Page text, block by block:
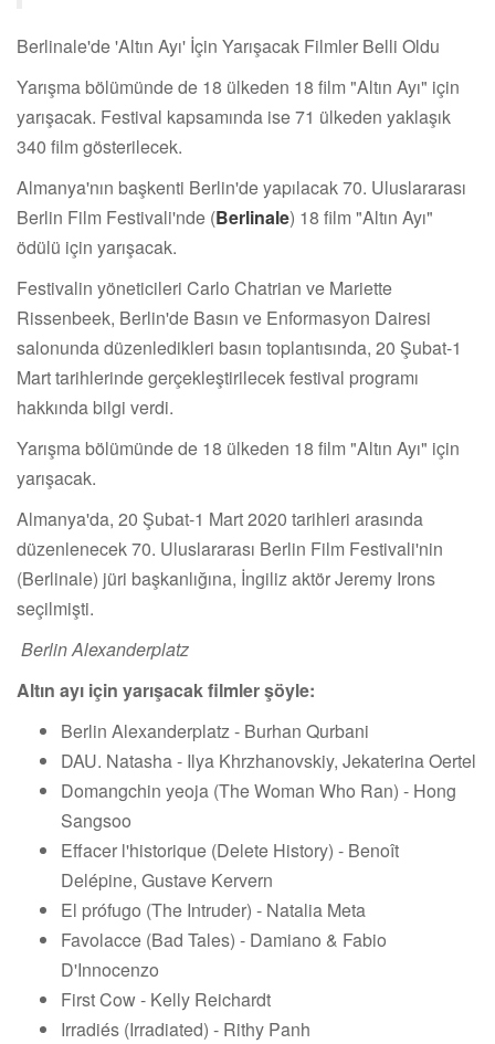
Berlinale'de 'Altın Ayı' İçin Yarışacak Filmler Belli Oldu
Yarışma bölümünde de 18 ülkeden 18 film "Altın Ayı" için
yarışacak. Festival kapsamında ise 71 ülkeden yaklaşık
340 film gösterilecek.
Almanya'nın başkenti Berlin'de yapılacak 70. Uluslararası
Berlin Film Festivali'nde (Berlinale) 18 film "Altın Ayı"
ödülü için yarışacak.
Festivalin yöneticileri Carlo Chatrian ve Mariette
Rissenbeek, Berlin'de Basın ve Enformasyon Dairesi
salonunda düzenledikleri basın toplantısında, 20 Şubat-1
Mart tarihlerinde gerçekleştirilecek festival programı
hakkında bilgi verdi.
Yarışma bölümünde de 18 ülkeden 18 film "Altın Ayı" için
yarışacak.
Almanya'da, 20 Şubat-1 Mart 2020 tarihleri arasında
düzenlenecek 70. Uluslararası Berlin Film Festivali'nin
(Berlinale) jüri başkanlığına, İngiliz aktör Jeremy Irons
seçilmişti.
Berlin Alexanderplatz
Altın ayı için yarışacak filmler şöyle:
Berlin Alexanderplatz - Burhan Qurbani
DAU. Natasha - Ilya Khrzhanovskiy, Jekaterina Oertel
Domangchin yeoja (The Woman Who Ran) - Hong
Sangsoo
Effacer l'historique (Delete History) - Benoît
Delépine, Gustave Kervern
El prófugo (The Intruder) - Natalia Meta
Favolacce (Bad Tales) - Damiano & Fabio
D'Innocenzo
First Cow - Kelly Reichardt
Irradiés (Irradiated) - Rithy Panh